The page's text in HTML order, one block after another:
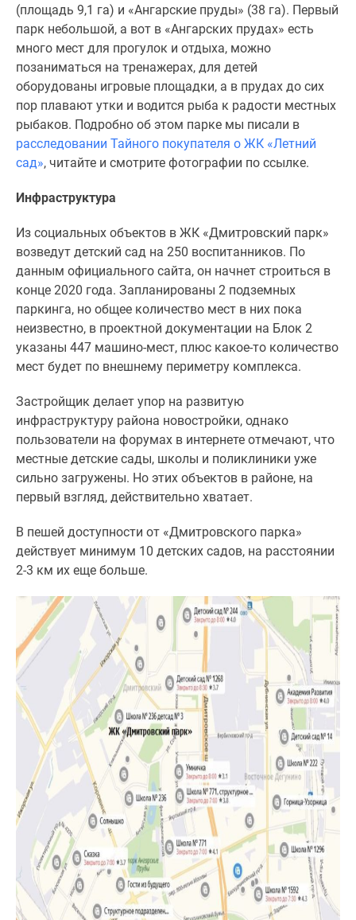
(площадь 9,1 га) и «Ангарские пруды» (38 га). Первый
парк небольшой, а вот в «Ангарских прудах» есть
много мест для прогулок и отдыха, можно
позаниматься на тренажерах, для детей
оборудованы игровые площадки, а в прудах до сих
пор плавают утки и водится рыба к радости местных
рыбаков. Подробно об этом парке мы писали в
расследовании Тайного покупателя о ЖК «Летний
сад», читайте и смотрите фотографии по ссылке.
Инфраструктура
Из социальных объектов в ЖК «Дмитровский парк»
возведут детский сад на 250 воспитанников. По
данным официального сайта, он начнет строиться в
конце 2020 года. Запланированы 2 подземных
паркинга, но общее количество мест в них пока
неизвестно, в проектной документации на Блок 2
указаны 447 машино-мест, плюс какое-то количество
мест будет по внешнему периметру комплекса.
Застройщик делает упор на развитую
инфраструктуру района новостройки, однако
пользователи на форумах в интернете отмечают, что
местные детские сады, школы и поликлиники уже
сильно загружены. Но этих объектов в районе, на
первый взгляд, действительно хватает.
В пешей доступности от «Дмитровского парка»
действует минимум 10 детских садов, на расстоянии
2-3 км их еще больше.